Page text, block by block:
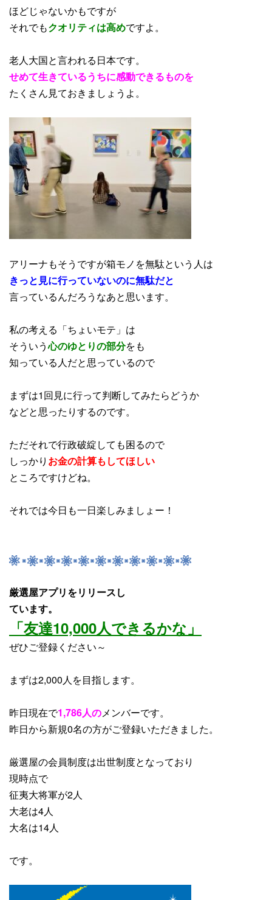
ほどじゃないかもですが
それでもクオリティは高めですよ。
老人大国と言われる日本です。
せめて生きているうちに感動できるものを
たくさん見ておきましょうよ。
アリーナもそうですが箱モノを無駄という人は
きっと見に行っていないのに無駄だと
言っているんだろうなあと思います。
私の考える「ちょいモテ」は
そういう心のゆとりの部分をも
知っている人だと思っているので
まずは1回見に行って判断してみたらどうか
などと思ったりするのです。
ただそれで行政破綻しても困るので
しっかり お金の計算も してほしい
ところですけどね。
それでは今日も一日楽しみましょー！
厳選屋アプリをリリースし
ています。
「友達10,000人できるかな」
ぜひご登録ください～
まずは2,000人を目指します。
昨日現在で1,786人のメンバーです。
昨日から新規0名の方がご登録いただきました。
厳選屋の会員制度は出世制度となっており
現時点で
征夷大将軍が2人
大老は4人
大名は14人
です。